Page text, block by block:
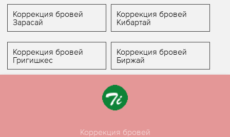
Коррекция бровей
Зарасай
Коррекция бровей
Кибартай
Коррекция бровей
Григишкес
Коррекция бровей
Биржай
Коррекция бровей